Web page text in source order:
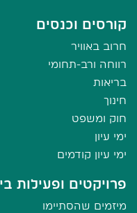
קורסים וכנסים
חרוב באוויר
רווחה ורב-תחומי
בריאות
חינוך
חוק ומשפט
ימי עיון
ימי עיון קודמים
פרויקטים ופעילות
מיזמים שהסתיימו